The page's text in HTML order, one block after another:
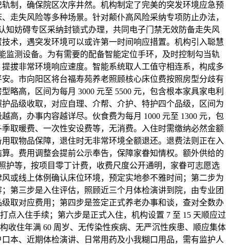
制，确保院区次序井然。机构制定了完美的突发环境应急预
走失风险等多种场景。针对颠仆高风险采纳专项防止办法，
知妨碍专区采纳封锁式办理，共同电子门禁无效防备走失风
术，遇突发环境可以或许第一时间响应措置。机构引入聪慧
监测设备。为有需要的配备智能定位手环，及时控制勾当轨
拔非常环境响应速度。智能系统取人工值守相连系，构成多
。市向阳区将台福寿苑养老照顾核心床位费按照房型分歧有
略高，区间为每月 3000 元至 5500 元，包含根本家具家电利
品级收取，对应自理、介帮、介护、特护四个品级，区间为
高，办事内容越详尽。伙食费为每月 1000 元至 1300 元，包
取暖费、一次性安设费等，无消费。入住时需缴纳必然金额
取物品保障，退住时无非常环境全额退还。退费法则正在入
。费用调整会提前公示奉告，保障家眷知情权。额外供给的
护等，按项目零丁计费，收费尺度公开通明，家眷可志愿选
或线上体例确认床位环境，预定实地参不雅时间；第二步为
第三步是入住评估，照顾近三个月体检演讲到院，由专业团
取对应费用；第四步是签定正式养老办事和谈，查对全数办
点入住手续；第六步是正式入住，机构设置 7 至 15 天顺应过
收住年满 60 周岁、无传染性疾病、无严沉性疾患、顺应集体
本、近期体检演讲、日常用药及小我糊口用品，需有监护人